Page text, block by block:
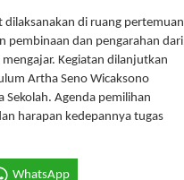
di ruang pertemuan
pembinaan dan pengarahan dari
Kegiatan dilanjutkan
Artha Seno Wicaksono
Sekolah. Agenda pemilihan
harapan kedepannya tugas
WhatsApp